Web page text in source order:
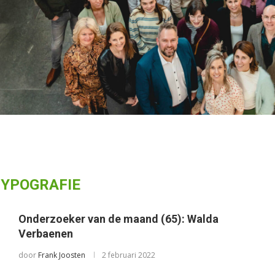
Onderzoeker van de maand (65): Walda
Verbaenen
door Frank Joosten 2 februari 2022